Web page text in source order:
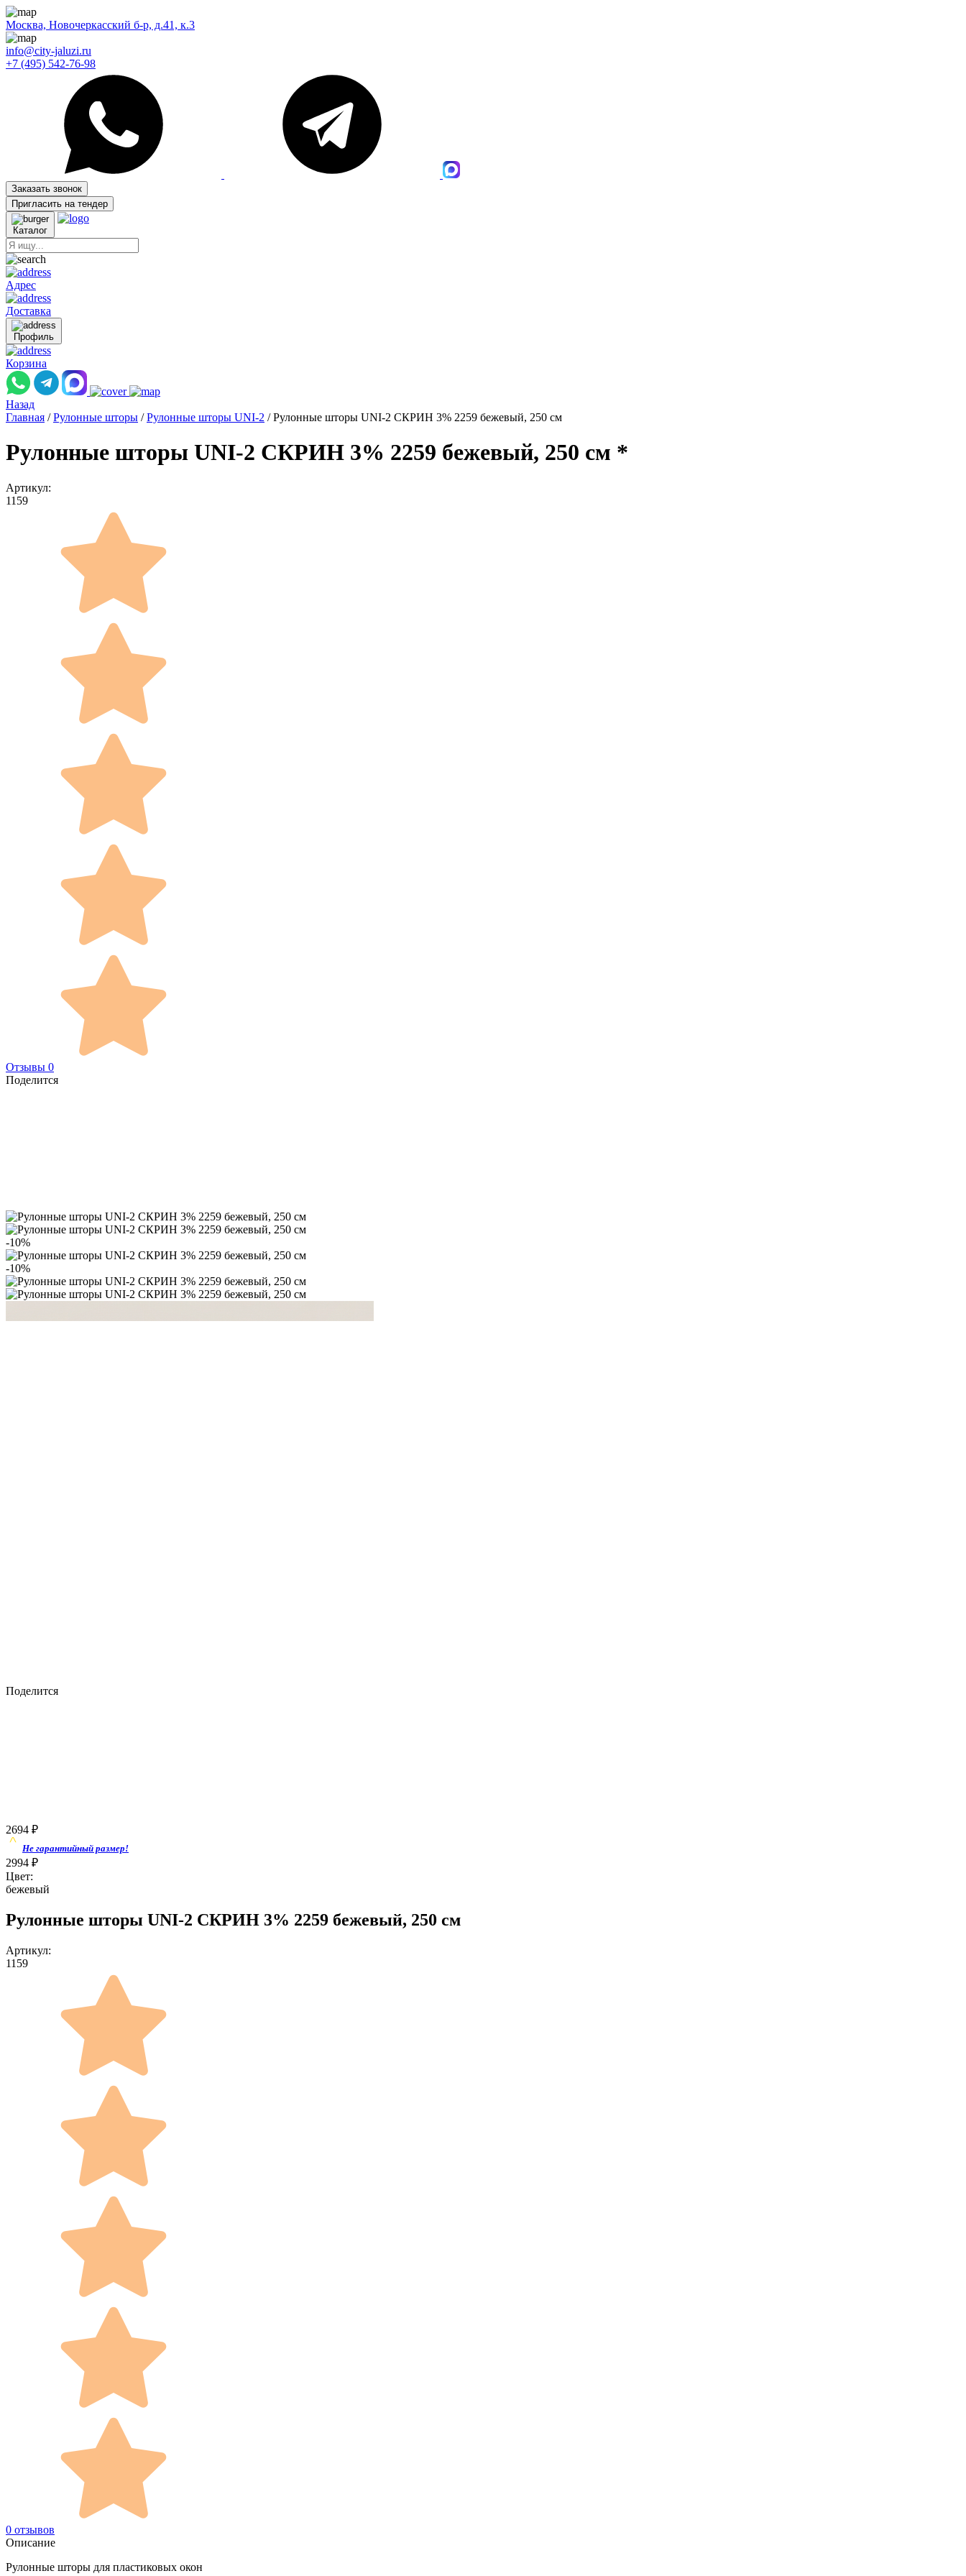
Москва, Новочеркасский б-р, д.41, к.3
info@city-jaluzi.ru
+7 (495) 542-76-98
Заказать звонок
Пригласить на тендер
Каталог
Адрес
Доставка
Профиль
Корзина
Назад
Главная / Рулонные шторы / Рулонные шторы UNI-2 / Рулонные шторы UNI-2 СКРИН 3% 2259 бежевый, 250 см
Рулонные шторы UNI-2 СКРИН 3% 2259 бежевый, 250 см *
Артикул:
1159
Отзывы 0
Поделится
-10%
-10%
Поделится
2694 ₽
Не гарантийный размер!
2994 ₽
Цвет:
бежевый
Рулонные шторы UNI-2 СКРИН 3% 2259 бежевый, 250 см
Артикул:
1159
0 отзывов
Описание
Рулонные шторы для пластиковых окон